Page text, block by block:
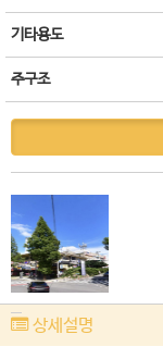
기타용도
주구조
상세설명